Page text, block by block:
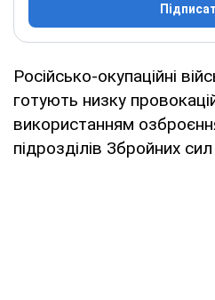
Російсько-окупаційні
готують низку
використанням
підрозділів Збройних сил